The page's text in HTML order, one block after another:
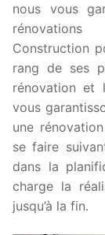
nous vous
Construction
rang de ses
rénovation et
vous
une
se faire
dans la
charge la
jusqu’à la fin.